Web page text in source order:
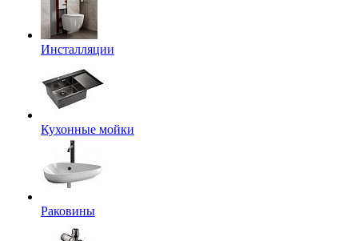
Инсталляции
Кухонные мойки
Раковины